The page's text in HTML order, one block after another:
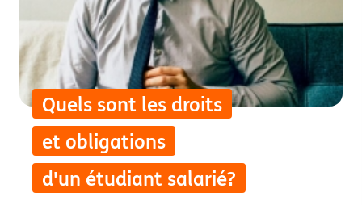
Quels sont les droits
et obligations
d'un étudiant salarié?